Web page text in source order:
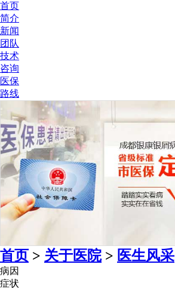
首页
简介
新闻
团队
技术
咨询
医保
路线
首页 > 关于医院> 医生风采
病因
症状